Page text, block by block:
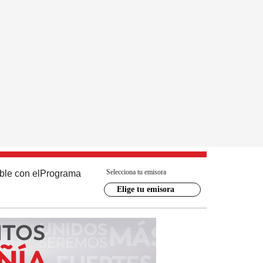
con el Programa Selecciona tu emisora
Elige tu emisora